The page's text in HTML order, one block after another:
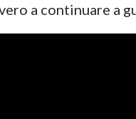
a continuare a